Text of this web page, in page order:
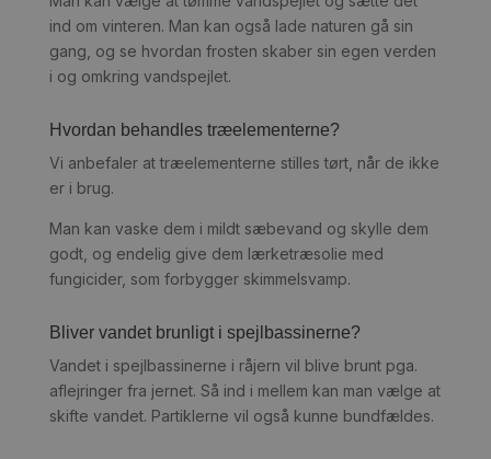
ind om vinteren. Man kan også lade naturen gå sin
gang, og se hvordan frosten skaber sin egen verden
i og omkring vandspejlet.
Hvordan behandles træelementerne?
Vi anbefaler at træelementerne stilles tørt, når de ikke
er i brug.
Man kan vaske dem i mildt sæbevand og skylle dem
godt, og endelig give dem lærketræsolie med
fungicider, som forbygger skimmelsvamp.
Bliver vandet brunligt i spejlbassinerne?
Vandet i spejlbassinerne i råjern vil blive brunt pga.
aflejringer fra jernet. Så ind i mellem kan man vælge at
skifte vandet. Partiklerne vil også kunne bundfældes.